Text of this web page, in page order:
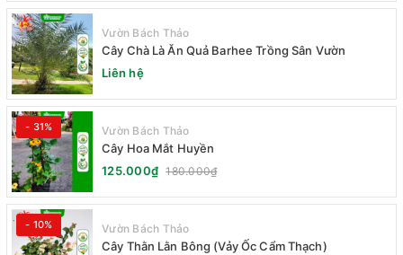
Vườn Bách Thảo
Cây Chà Là Ăn Quả Barhee Trồng Sân Vườn
Liên hệ
- 31% Vườn Bách Thảo
Cây Hoa Mắt Huyền
125.000₫ 180.000₫
- 10% Vườn Bách Thảo
Cây Thằn Lằn Bông (Vảy Ốc Cẩm Thạch)